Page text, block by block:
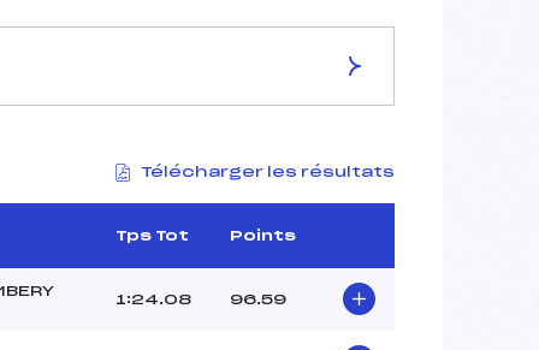
–
1860
Télécharger les résultats
Tps Tot Points
1:24.08 96.59